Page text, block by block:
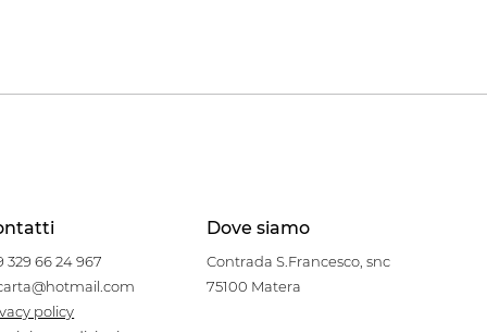
Dove siamo
329 66 24 967
policy
Contrada S.Francesco, snc
75100 Matera